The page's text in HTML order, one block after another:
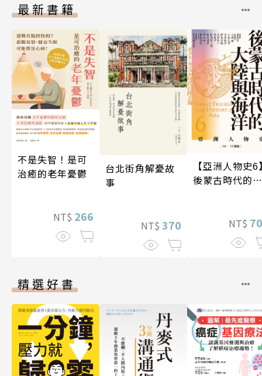
最新書籍
不是失智！是可
治癒的老年憂鬱
NT$ 266
台北街角解憂故
事
NT$ 370
【亞洲人物史6
後蒙古時代的大
NT$
精選好書